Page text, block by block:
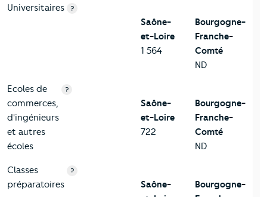
Universitaires ?
Saône-
et-Loire
1 564
Bourgogne-
Franche-
Comté
ND
Ecoles de
commerces,
d'ingénieurs
et autres
écoles
?
Saône-
et-Loire
722
Bourgogne-
Franche-
Comté
ND
Classes
préparatoires
?
Saône-
Bourgogne-